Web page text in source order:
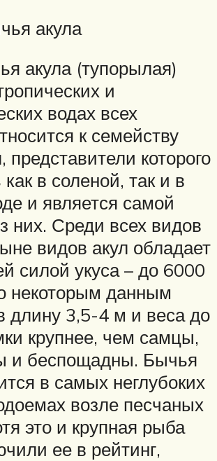
акула
акула (тупорылая)
и
водах всех
к семейству
представители которого
в соленой, так и в
и является самой
них. Среди всех видов
видов акул обладает
силой укуса – до 6000
некоторым данным
длину 3,5-4 м и веса до
крупнее, чем самцы,
и беспощадны. Бычья
в самых неглубоких
возле песчаных
это и крупная рыба
ее в рейтинг,